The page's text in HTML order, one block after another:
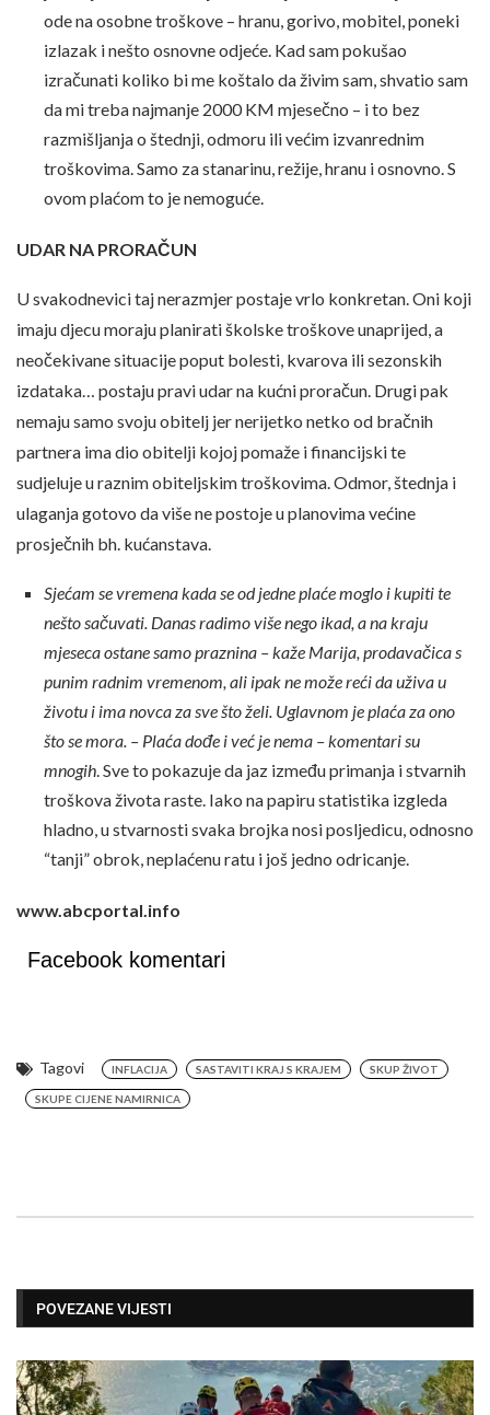
ode na osobne troškove – hranu, gorivo, mobitel, poneki
izlazak i nešto osnovne odjeće. Kad sam pokušao
izračunati koliko bi me koštalo da živim sam, shvatio sam
da mi treba najmanje 2000 KM mjesečno – i to bez
razmišljanja o štednji, odmoru ili većim izvanrednim
troškovima. Samo za stanarinu, režije, hranu i osnovno. S
ovom plaćom to je nemoguće.
UDAR NA PRORAČUN
U svakodnevici taj nerazmjer postaje vrlo konkretan. Oni koji
imaju djecu moraju planirati školske troškove unaprijed, a
neočekivane situacije poput bolesti, kvarova ili sezonskih
izdataka… postaju pravi udar na kućni proračun. Drugi pak
nemaju samo svoju obitelj jer nerijetko netko od bračnih
partnera ima dio obitelji kojoj pomaže i financijski te
sudjeluje u raznim obiteljskim troškovima. Odmor, štednja i
ulaganja gotovo da više ne postoje u planovima većine
prosječnih bh. kućanstava.
Sjećam se vremena kada se od jedne plaće moglo i kupiti te
nešto sačuvati. Danas radimo više nego ikad, a na kraju
mjeseca ostane samo praznina – kaže Marija, prodavačica s
punim radnim vremenom, ali ipak ne može reći da uživa u
životu i ima novca za sve što želi. Uglavnom je plaća za ono
što se mora. – Plaća dođe i već je nema – komentari su
mnogih . Sve to pokazuje da jaz između primanja i stvarnih
troškova života raste. Iako na papiru statistika izgleda
hladno, u stvarnosti svaka brojka nosi posljedicu, odnosno
“tanji” obrok, neplaćenu ratu i još jedno odricanje.
www.abcportal.info
Facebook komentari
Tagovi INFLACIJA SASTAVITI KRAJ S KRAJEM SKUP ŽIVOT
SKUPE CIJENE NAMIRNICA
POVEZANE VIJESTI